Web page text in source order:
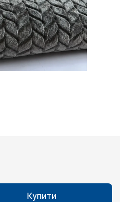
Купити